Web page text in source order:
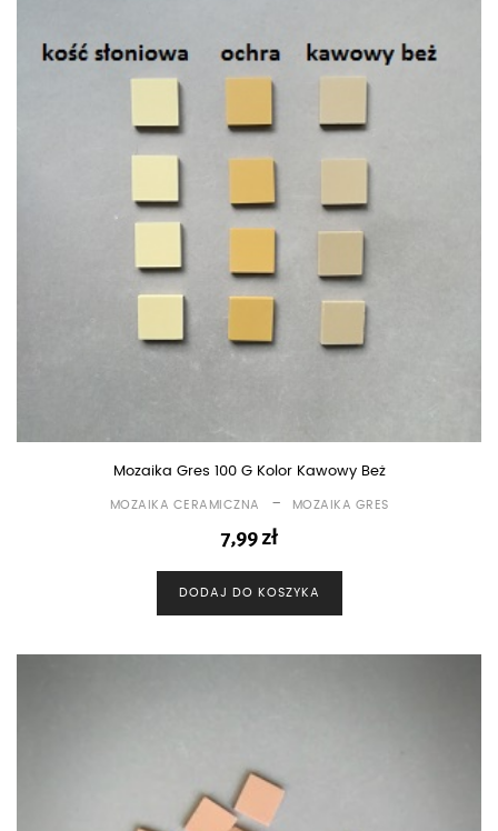
Mozaika Gres 100 G Kolor Kawowy Beż
MOZAIKA CERAMICZNA - MOZAIKA GRES
7,99zł
DODAJ DO KOSZYKA